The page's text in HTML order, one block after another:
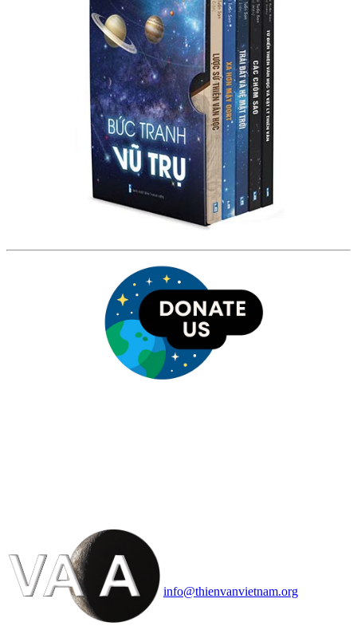
info@thienvanvietnam.org